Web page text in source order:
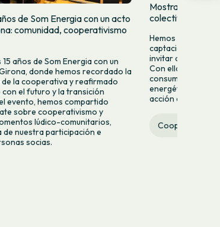
de Som Energia con un acto
comunidad, cooperativismo
años de Som Energia con un
donde hemos recordado la
la cooperativa y reafirmado
el futuro y la transición
evento, hemos compartido
sobre cooperativismo y
lúdico-comunitarios,
nuestra participación e
socias.
Mostramos
colectivamente
Hemos lanzado
captación para
invitar a más
Con ella
consumir energía
energético desde
acción colectiva.
Cooperativa